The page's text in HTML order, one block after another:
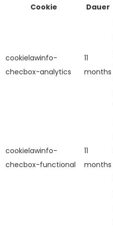
Cookie
Dauer
cookielawinfo-
checbox-analytics
11
months
cookielawinfo-
checbox-functional
11
months